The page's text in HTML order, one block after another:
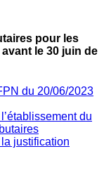
pour les
le 30 juin de
du 20/06/2023
du
justification